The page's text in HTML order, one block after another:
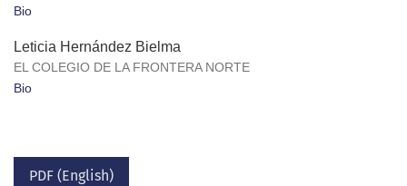
Bio
Leticia Hernández Bielma
EL COLEGIO DE LA FRONTERA NORTE
Bio
PDF (English)